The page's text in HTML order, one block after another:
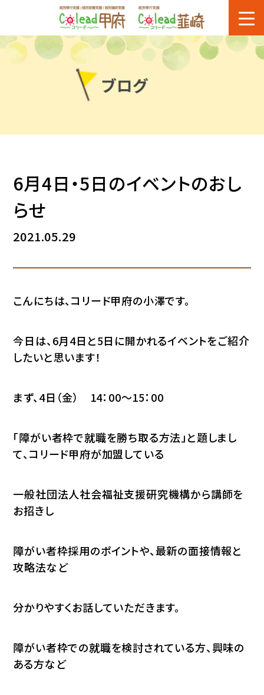
6月4日・5日のイベントのおし
らせ
2021.05.29
こんにちは、コリード甲府の小澤です。
今日は、6月4日と5日に開かれるイベントをご紹介
したいと思います！
まず、4日（金） 14：00～15：00
「障がい者枠で就職を勝ち取る方法」と題しまし
て、コリード甲府が加盟している
一般社団法人社会福祉支援研究機構から講師を
お招きし
障がい者枠採用のポイントや、最新の面接情報と
攻略法など
分かりやすくお話していただきます。
障がい者枠での就職を検討されている方、興味の
ある方など